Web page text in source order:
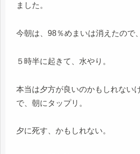
ました。
今朝は、98％めまいは消えたので、
５時半に起きて、水やり。
本当は夕方が良いのかもしれない
で、朝にタップリ。
夕に死す、かもしれない。